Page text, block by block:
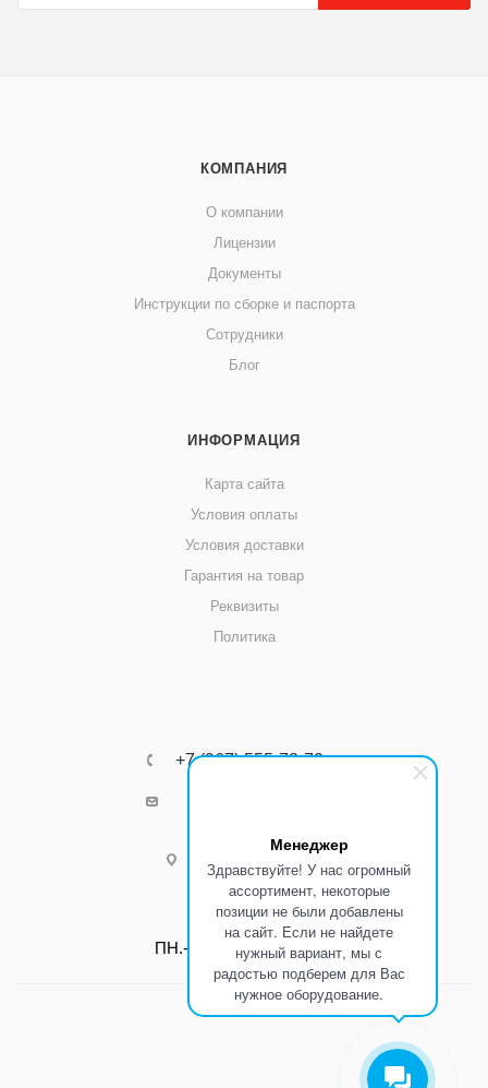
Менеджер
Здравствуйте! У нас огромный
ассортимент, некоторые
позиции не были добавлены
на сайт. Если не найдете
нужный вариант, мы с
радостью подберем для Вас
нужное оборудование.
КОМПАНИЯ
О компании
Лицензии
Документы
Инструкции по сборке и паспорта
Сотрудники
Блог
ИНФОРМАЦИЯ
Карта сайта
Условия оплаты
Условия доставки
Гарантия на товар
Реквизиты
Политика
+7 (967) 555-73-72
г.Ростов-на-Дону
Режим работы:
ПН.-ПТ.: С 8:00 до 17:00